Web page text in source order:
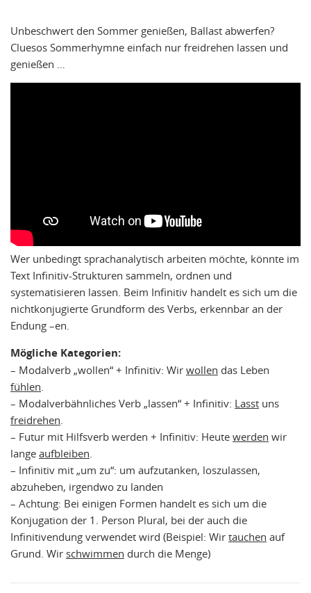
Unbeschwert den Sommer genießen, Ballast abwerfen?
Cluesos Sommerhymne einfach nur freidrehen lassen und
genießen …
Wer unbedingt sprachanalytisch arbeiten möchte, könnte im
Text Infinitiv-Strukturen sammeln, ordnen und
systematisieren lassen. Beim Infinitiv handelt es sich um die
nichtkonjugierte Grundform des Verbs, erkennbar an der
Endung –en.
Mögliche Kategorien:
– Modalverb „wollen“ + Infinitiv: Wir wollen das Leben
fühlen.
– Modalverbähnliches Verb „lassen“ + Infinitiv: Lasst uns
freidrehen.
– Futur mit Hilfsverb werden + Infinitiv: Heute werden wir
lange aufbleiben.
– Infinitiv mit „um zu“: um aufzutanken, loszulassen,
abzuheben, irgendwo zu landen
– Achtung: Bei einigen Formen handelt es sich um die
Konjugation der 1. Person Plural, bei der auch die
Infinitivendung verwendet wird (Beispiel: Wir tauchen auf
Grund. Wir schwimmen durch die Menge)